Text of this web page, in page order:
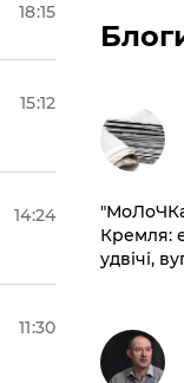
18:15
15:12
14:24
11:30
Кремля:
удвічі,